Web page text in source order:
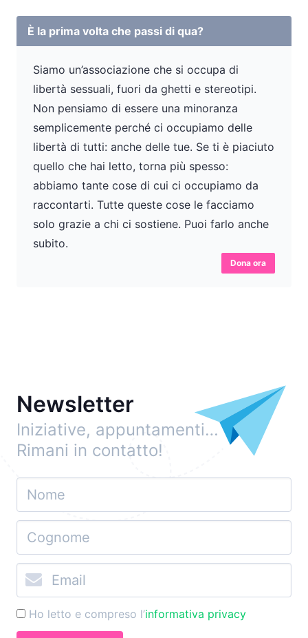
È la prima volta che passi di qua?
Siamo un’associazione che si occupa di
libertà sessuali, fuori da ghetti e stereotipi.
Non pensiamo di essere una minoranza
semplicemente perché ci occupiamo delle
libertà di tutti: anche delle tue. Se ti è piaciuto
quello che hai letto, torna più spesso:
abbiamo tante cose di cui ci occupiamo da
raccontarti. Tutte queste cose le facciamo
solo grazie a chi ci sostiene. Puoi farlo anche
subito.
Dona ora
Newsletter
Iniziative, appuntamenti…
Rimani in contatto!
Ho letto e compreso l’informativa privacy